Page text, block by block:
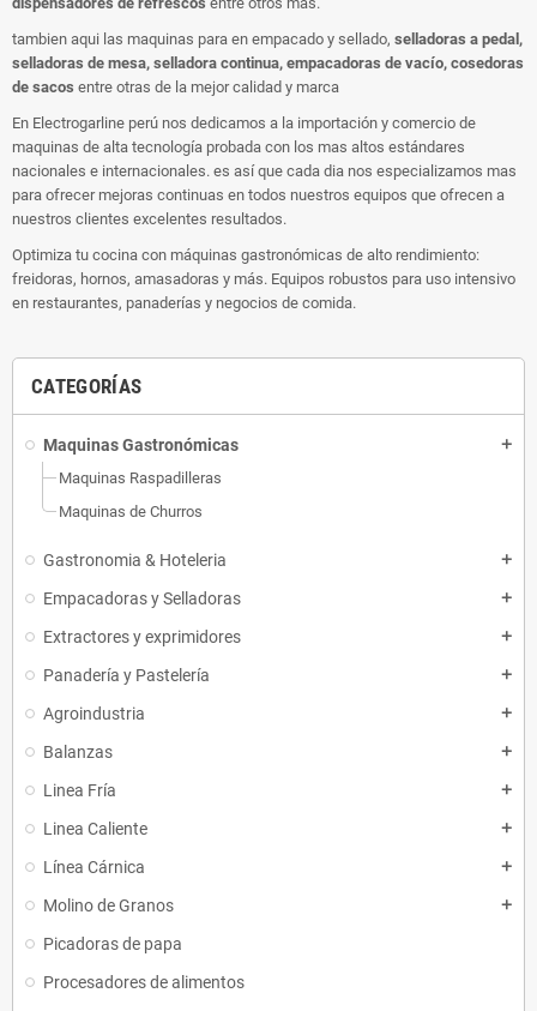
CATEGORÍAS
Maquinas Gastronómicas add
Maquinas Raspadilleras
Maquinas de Churros
Gastronomia & Hoteleria add
Empacadoras y Selladoras add
Extractores y exprimidores add
Panadería y Pastelería add
Agroindustria add
Balanzas add
Linea Fría add
Linea Caliente add
Línea Cárnica add
Molino de Granos add
Picadoras de papa
Procesadores de alimentos
tambien aqui las maquinas para en empacado y sellado, selladoras a pedal,
selladoras de mesa, selladora continua, empacadoras de vacío, cosedoras
de sacos entre otras de la mejor calidad y marca
En Electrogarline perú nos dedicamos a la importación y comercio de
maquinas de alta tecnología probada con los mas altos estándares
nacionales e internacionales. es así que cada dia nos especializamos mas
para ofrecer mejoras continuas en todos nuestros equipos que ofrecen a
nuestros clientes excelentes resultados.
Optimiza tu cocina con máquinas gastronómicas de alto rendimiento:
freidoras, hornos, amasadoras y más. Equipos robustos para uso intensivo
en restaurantes, panaderías y negocios de comida.